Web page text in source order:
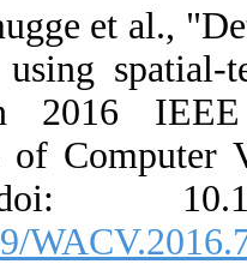
8. S. J.
power plant
patches," in
Applications
1-7. doi:
[DOI:10.1109/